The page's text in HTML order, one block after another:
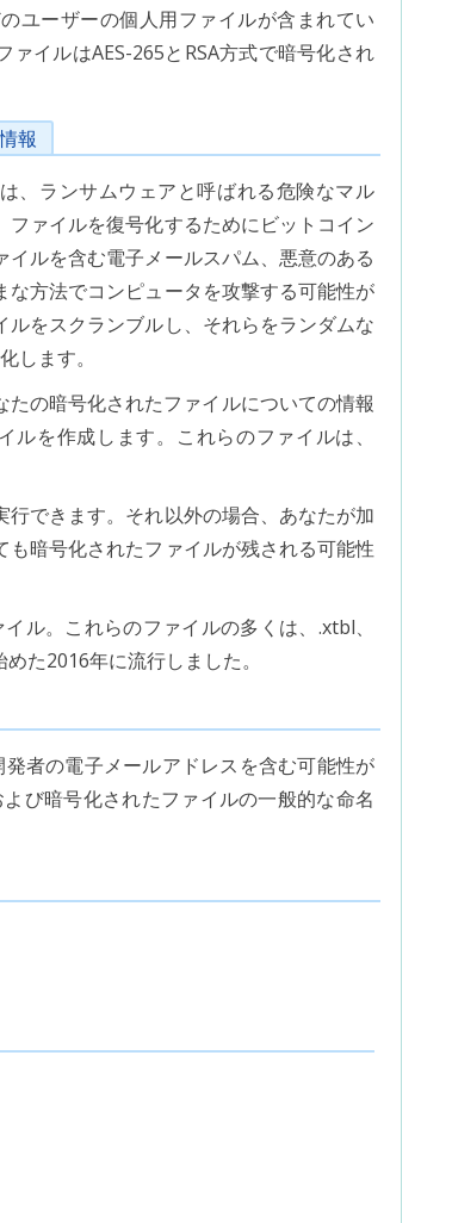
ユーザーの個人用ファイルが含まれてい
ァイルはAES-265とRSA方式で暗号化され
報
、ランサムウェアと呼ばれる危険なマル
ァイルを復号化するためにビットコイン
ルを含む電子メールスパム、悪意のある
方法でコンピュータを攻撃する可能性が
をスクランブルし、それらをランダムな
します。
の暗号化されたファイルについての情報
を作成します。これらのファイルは、
できます。それ以外の場合、あなたが加
暗号化されたファイルが残される可能性
ル。これらのファイルの多くは、.xtbl、
た2016年に流行しました。
者の電子メールアドレスを含む可能性が
び暗号化されたファイルの一般的な命名